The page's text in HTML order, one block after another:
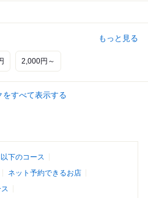
もっと見る
2,000円～
をすべて表示する
下のコース
ネット予約できるお店